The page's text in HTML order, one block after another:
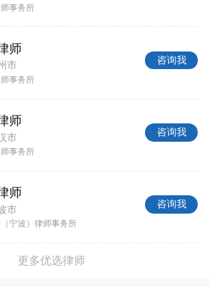
事务所
师
市
事务所
咨询我
师
市
事务所
咨询我
师
市
宁波）律师事务所
咨询我
更多优选律师